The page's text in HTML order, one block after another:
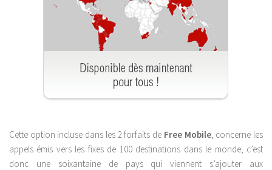
Cette option incluse dans les 2 forfaits de Free Mobile, concerne les
appels émis vers les fixes de 100 destinations dans le monde; c’est
donc une soixantaine de pays qui viennent s’ajouter aux